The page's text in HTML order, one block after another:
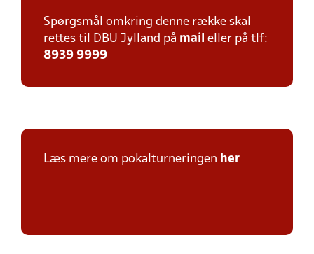
Spørgsmål omkring denne række skal
rettes til DBU Jylland på mail eller på tlf:
8939 9999
Læs mere om pokalturneringen her